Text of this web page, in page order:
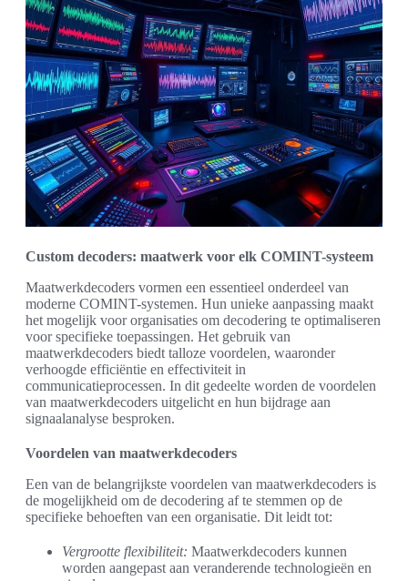
Custom decoders: maatwerk voor elk COMINT-systeem
Maatwerkdecoders vormen een essentieel onderdeel van
moderne COMINT-systemen. Hun unieke aanpassing maakt
het mogelijk voor organisaties om decodering te optimaliseren
voor specifieke toepassingen. Het gebruik van
maatwerkdecoders biedt talloze voordelen, waaronder
verhoogde efficiëntie en effectiviteit in
communicatieprocessen. In dit gedeelte worden de voordelen
van maatwerkdecoders uitgelicht en hun bijdrage aan
signaalanalyse besproken.
Voordelen van maatwerkdecoders
Een van de belangrijkste voordelen van maatwerkdecoders is
de mogelijkheid om de decodering af te stemmen op de
specifieke behoeften van een organisatie. Dit leidt tot:
Vergrootte flexibiliteit: Maatwerkdecoders kunnen
worden aangepast aan veranderende technologieën en